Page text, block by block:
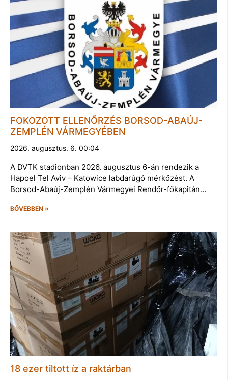
FOKOZOTT ELLENŐRZÉS BORSOD-ABAÚJ-
ZEMPLÉN VÁRMEGYÉBEN
2026. augusztus. 6. 00:04
A DVTK stadionban 2026. augusztus 6-án rendezik a
Hapoel Tel Aviv – Katowice labdarúgó mérkőzést. A
Borsod-Abaúj-Zemplén Vármegyei Rendőr-főkapitán…
BŐVEBBEN »
18 ezer tiltott íz a raktárban